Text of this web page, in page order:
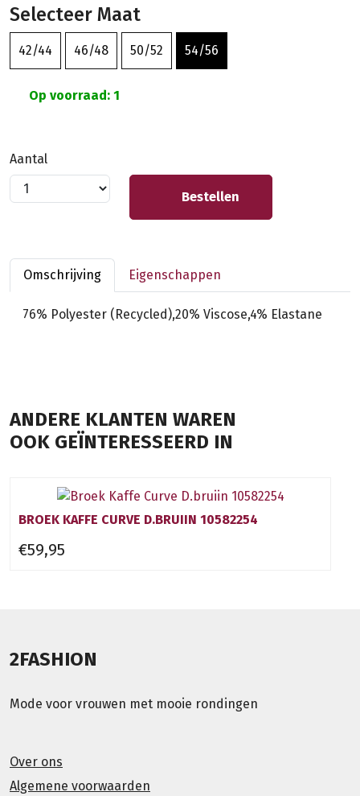
Selecteer Maat
42/44 46/48 50/52 54/56
Op voorraad: 1
Aantal
Bestellen
Omschrijving Eigenschappen
76% Polyester (Recycled),20% Viscose,4% Elastane
ANDERE KLANTEN WAREN
OOK GEÏNTERESSEERD IN
BROEK KAFFE CURVE D.BRUIIN 10582254
€59,95
2FASHION
Mode voor vrouwen met mooie rondingen
Over ons
Algemene voorwaarden